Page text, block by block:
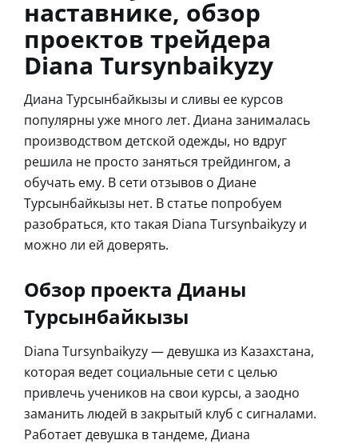
наставнике, обзор
проектов трейдера
Diana Tursynbaikyzy
Диана Турсынбайкызы и сливы ее курсов
популярны уже много лет. Диана занималась
производством детской одежды, но вдруг
решила не просто заняться трейдингом, а
обучать ему. В сети отзывов о Диане
Турсынбайкызы нет. В статье попробуем
разобраться, кто такая Diana Tursynbaikyzy и
можно ли ей доверять.
Обзор проекта Дианы
Турсынбайкызы
Diana Tursynbaikyzy — девушка из Казахстана,
которая ведет социальные сети с целью
привлечь учеников на свои курсы, а заодно
заманить людей в закрытый клуб с сигналами.
Работает девушка в тандеме, Диана